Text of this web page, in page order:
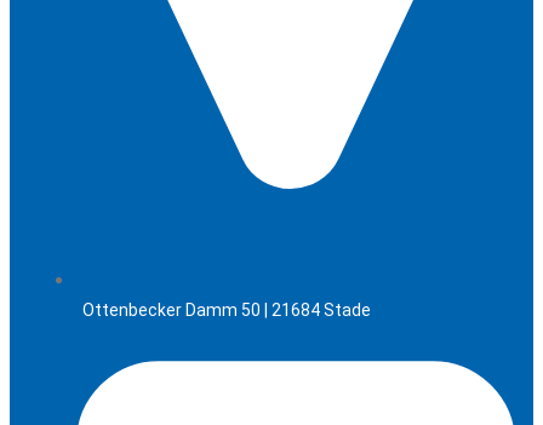
Ottenbecker Damm 50 | 21684 Stade